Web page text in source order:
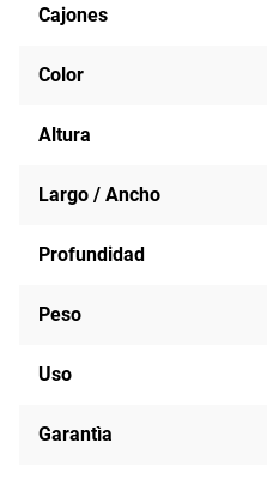
Cajones
Color
Altura
Largo / Ancho
Profundidad
Peso
Uso
Garantìa